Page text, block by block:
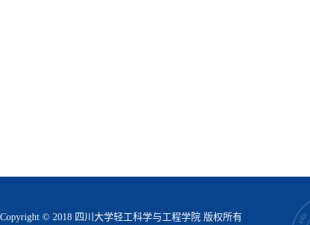
Copyright © 2018 四川大学轻工科学与工程学院 版权所有